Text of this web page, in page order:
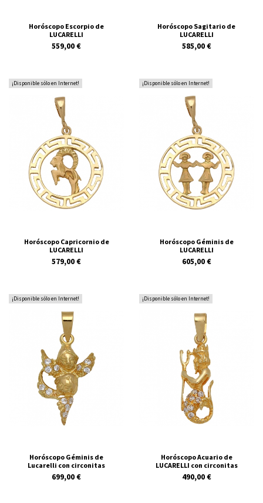
Horóscopo Escorpio de
LUCARELLI
559,00 €
Horóscopo Sagitario de
LUCARELLI
585,00 €
¡Disponible sólo en Internet!
Horóscopo Capricornio de
LUCARELLI
579,00 €
¡Disponible sólo en Internet!
Horóscopo Géminis de
LUCARELLI
605,00 €
¡Disponible sólo en Internet!
Horóscopo Géminis de
Lucarelli con circonitas
699,00 €
¡Disponible sólo en Internet!
Horóscopo Acuario de
LUCARELLI con circonitas
490,00 €